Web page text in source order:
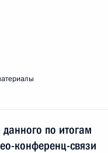
по итогам
конференц-связи